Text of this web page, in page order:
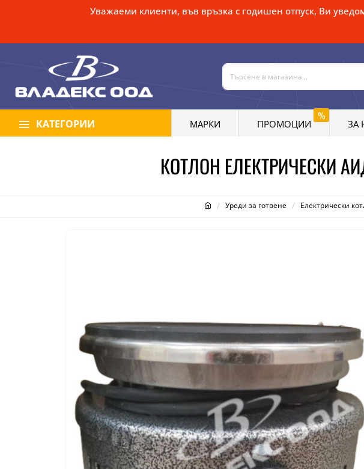
Уважаеми клиенти, във връзка с годишен отпуск, Ви
КАТЕГОРИИ МАРКИ ПРОМОЦИИ
%
ЗА
Уреди за готвене Електрически
КОТЛОН ЕЛЕКТРИЧЕСКИ